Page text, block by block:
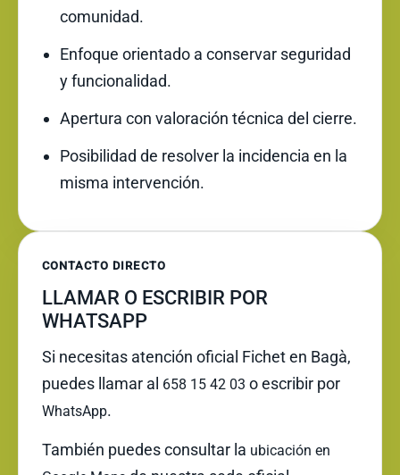
comunidad.
Enfoque orientado a conservar seguridad
y funcionalidad.
Apertura con valoración técnica del cierre.
Posibilidad de resolver la incidencia en la
misma intervención.
CONTACTO DIRECTO
LLAMAR O ESCRIBIR POR
WHATSAPP
Si necesitas atención oficial Fichet en Bagà,
puedes llamar al 658 15 42 03 o escribir por
WhatsApp.
También puedes consultar la ubicación en